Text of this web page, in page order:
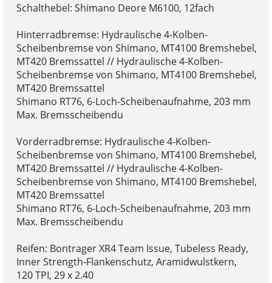
Schalthebel: Shimano Deore M6100, 12fach
Hinterradbremse: Hydraulische 4-Kolben-
Scheibenbremse von Shimano, MT4100 Bremshebel,
MT420 Bremssattel // Hydraulische 4-Kolben-
Scheibenbremse von Shimano, MT4100 Bremshebel,
MT420 Bremssattel
Shimano RT76, 6-Loch-Scheibenaufnahme, 203 mm
Max. Bremsscheibendu
Vorderradbremse: Hydraulische 4-Kolben-
Scheibenbremse von Shimano, MT4100 Bremshebel,
MT420 Bremssattel // Hydraulische 4-Kolben-
Scheibenbremse von Shimano, MT4100 Bremshebel,
MT420 Bremssattel
Shimano RT76, 6-Loch-Scheibenaufnahme, 203 mm
Max. Bremsscheibendu
Reifen: Bontrager XR4 Team Issue, Tubeless Ready,
Inner Strength-Flankenschutz, Aramidwulstkern,
120 TPI, 29 x 2.40